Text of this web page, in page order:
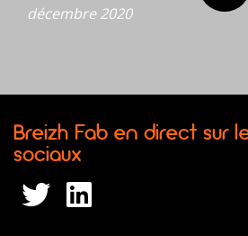
décembre 2020
Breizh Fab en direct sur
sociaux